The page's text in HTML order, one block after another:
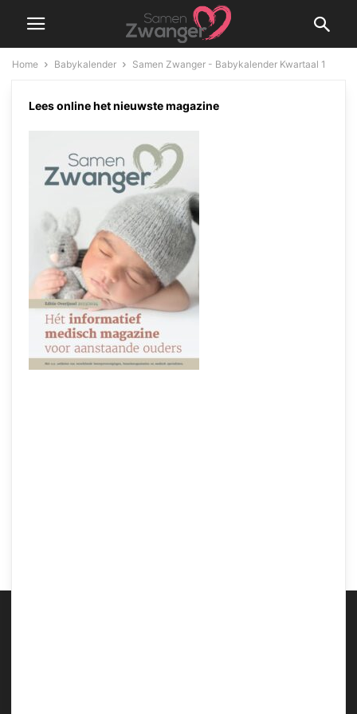
Home Babykalender Samen Zwanger - Babykalender Kwartaal 1
Kwartaal 1
Lees online het nieuwste magazine